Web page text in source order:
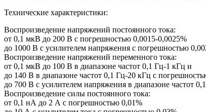
Технические характеристики:
Воспроизведение напряжений постоянного тока:
от 0,1 мкВ до 200 В с погрешностью 0,0015-0,0025%
до 1000 В с усилителем напряжения с погрешностью
Воспроизведение напряжений переменного тока:
от 0,1 мкВ до 100 В в диапазоне частот 0,1 Гц-1 кГц и
до 140 В в диапазоне частот 0,1 Гц-20 кГц с
до 700 В с усилителем напряжения в диапазоне частот
Воспроизведение силы постоянного тока:
от 0,1 нА до 2 А с погрешностью 0,01%